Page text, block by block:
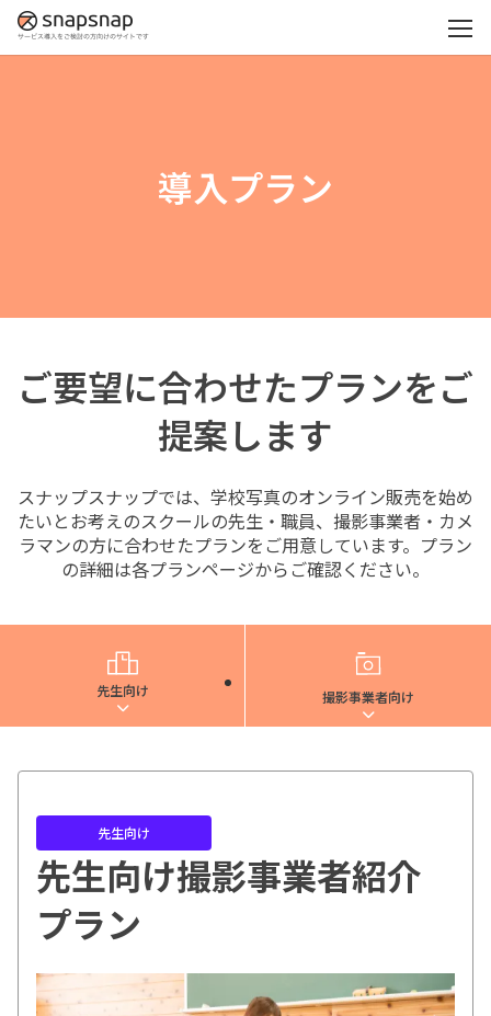
導入プラン
ご要望に合わせたプランをご
提案します
スナップスナップでは、学校写真のオンライン販売を始め
たいとお考えのスクールの先生・職員、撮影事業者・カメ
ラマンの方に合わせたプランをご用意しています。プラン
の詳細は各プランページからご確認ください。
先生向け 撮影事業者向け
先生向け
先生向け撮影事業者紹介
プラン